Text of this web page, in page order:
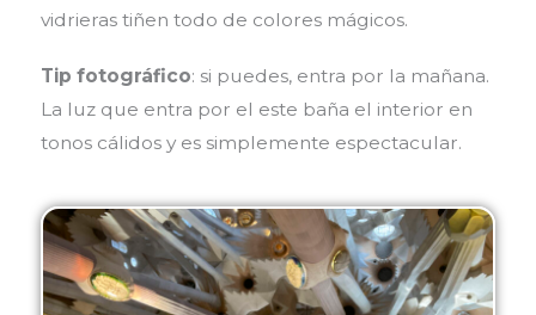
vidrieras tiñen todo de colores mágicos.
Tip fotográfico: si puedes, entra por la mañana.
La luz que entra por el este baña el interior en
tonos cálidos y es simplemente espectacular.